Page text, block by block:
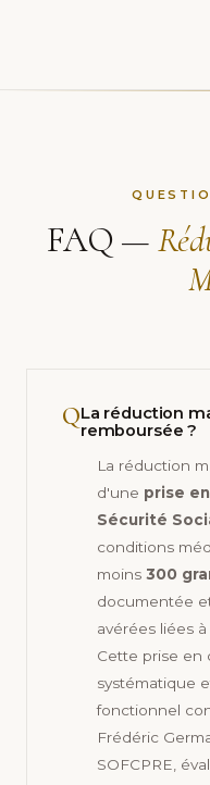
FAQ —
QLa réduction
remboursée ?
La réduction
d'une prise
Sécurité
conditions
moins 300
documentée
avérées liées
Cette prise en
systématique
fonctionnel
Frédéric
SOFCPRE,